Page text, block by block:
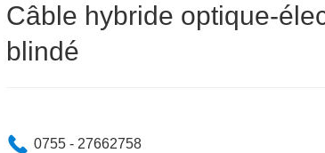
Câble hybride optique-
blindé
0755 - 27662758